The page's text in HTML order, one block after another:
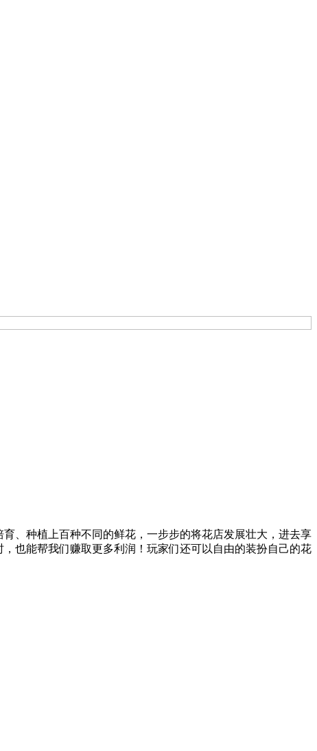
、种植上百种不同的鲜花，一步步的将花店发展壮大，进去享
也能帮我们赚取更多利润！玩家们还可以自由的装扮自己的花